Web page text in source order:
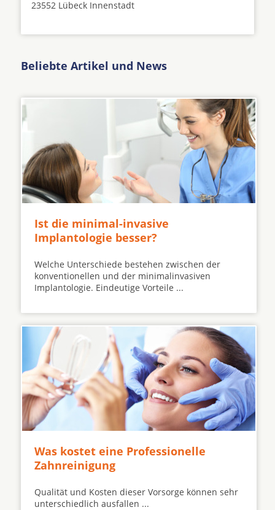
23552 Lübeck Innenstadt
Beliebte Artikel und News
Ist die minimal-invasive
Implantologie besser?
Welche Unterschiede bestehen zwischen der
konventionellen und der minimalinvasiven
Implantologie. Eindeutige Vorteile ...
Was kostet eine Professionelle
Zahnreinigung
Qualität und Kosten dieser Vorsorge können sehr
unterschiedlich ausfallen ...